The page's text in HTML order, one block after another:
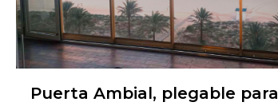
Puerta Ambial, plegable para